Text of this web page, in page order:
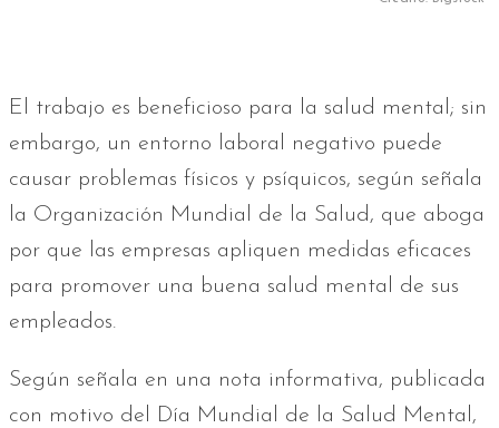
El trabajo es beneficioso para la salud mental; sin
embargo, un entorno laboral negativo puede
causar problemas físicos y psíquicos, según señala
la Organización Mundial de la Salud, que aboga
por que las empresas apliquen medidas eficaces
para promover una buena salud mental de sus
empleados.
Según señala en una nota informativa, publicada
con motivo del Día Mundial de la Salud Mental,